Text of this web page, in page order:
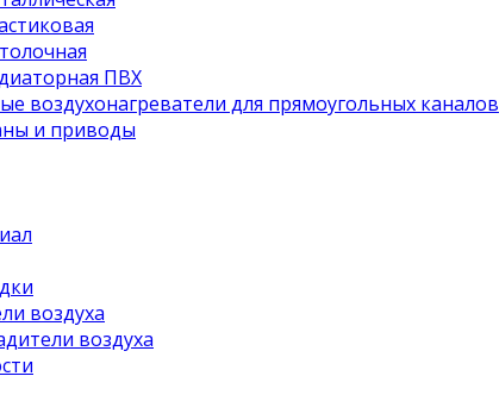
ПВХ
воздухонагреватели для прямоугольных каналов
и приводы
воздуха
воздуха